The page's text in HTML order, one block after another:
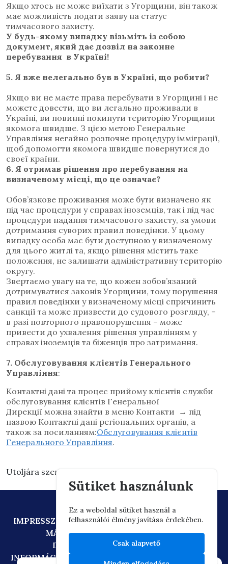
Якщо хтось не може виїхати з Угорщини, він також
має можливість подати заяву на статус
тимчасового захисту.
У будь-якому випадку візьміть із собою
документ, який дає дозвіл на законне
перебування в Україні!
5. Я вже нелегально був в Україні, що робити?
Якщо ви не маєте права перебувати в Угорщині і не
можете довести, що ви легально проживали в
Україні, ви повинні покинути територію Угорщини
якомога швидше. З цією метою Генеральне
Управління негайно розпочне процедуру імміграції,
щоб допомогти якомога швидше повернутися до
своєї країни.
6. Я отримав рішення про перебування на
визначеному місці, що це означає?
Обов’язкове проживання може бути визначено як
під час процедури у справах іноземців, так і під час
процедури надання тимчасового захисту, за умови
дотримання суворих правил поведінки. У цьому
випадку особа має бути доступною у визначеному
для цього житлі та, якщо рішення містить таке
положення, не залишати адміністративну територію
округу.
Звертаємо увагу на те, що кожен зобов’язаний
дотримуватися законів Угорщини, тому порушення
правил поведінки у визначеному місці спричинить
санкції та може призвести до судового розгляду, –
в разі повторного правопорушення – може
привести до ухвалення рішення управлінням у
справах іноземців та біженців про затримання.
7. Обслуговування клієнтів Генерального
Управління:
Контактні дані та процес прийому клієнтів служби
обслуговування клієнтів Генеральної
Дирекції можна знайти в меню Контакти → під
назвою Контактні дані регіональних органів, а
також за посиланням:Обслуговування клієнтів
Генерального Управління.
Utoljára szerkesztve: 2026.03.03. 15:30
IMPRESSZUMADATVÉDELEMTECHNIKAI AJÁNLÁS
MÁSOLATKÉSZÍTÉSI SZABÁLYZAT
DIGITÁLIS ÁLLAMPOLGÁRSÁG
INFORMÁCIÓÁTADÁSI SZABÁLYZAT
OIF/FACEBOOK
Sütiket használunk
Ez a weboldal sütiket használ a
felhasználói élmény javítása érdekében.
Csak alapvető